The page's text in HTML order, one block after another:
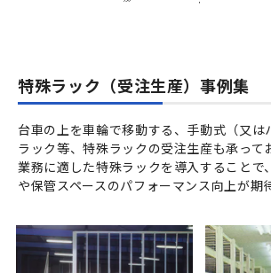
特殊ラック（受注生産）事例集
台車の上を車輪で移動する、手動式（又は
ラック等、特殊ラックの受注生産も承って
業務に適した特殊ラックを導入することで
や保管スペースのパフォーマンス向上が期